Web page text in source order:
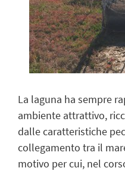
La laguna ha sempre
ambiente attrattivo,
dalle caratteristiche
collegamento tra il
motivo per cui, nel